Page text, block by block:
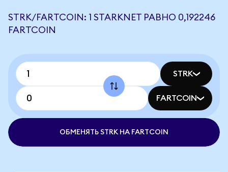
STRK/FARTCOIN: 1 STARKNET РАВНО 0,192246
FARTCOIN
STRK
FARTCOIN
ОБМЕНЯТЬ STRK НА FARTCOIN